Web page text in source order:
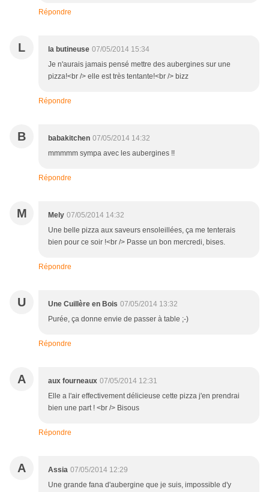
Répondre
L la butineuse 07/05/2014 15:34
Je n'aurais jamais pensé mettre des aubergines sur une
pizza!<br /> elle est très tentante!<br /> bizz
Répondre
B babakitchen 07/05/2014 14:32
mmmmm sympa avec les aubergines !!
Répondre
M Mely 07/05/2014 14:32
Une belle pizza aux saveurs ensoleillées, ça me tenterais
bien pour ce soir !<br /> Passe un bon mercredi, bises.
Répondre
U Une Cuillère en Bois 07/05/2014 13:32
Purée, ça donne envie de passer à table ;-)
Répondre
A aux fourneaux 07/05/2014 12:31
Elle a l'air effectivement délicieuse cette pizza j'en prendrai
bien une part ! <br /> Bisous
Répondre
A Assia 07/05/2014 12:29
Une grande fana d'aubergine que je suis, impossible d'y